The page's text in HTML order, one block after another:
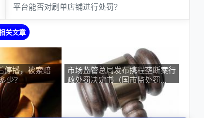
平台能否对刷单店铺进行处罚？
关文章
停播，被索赔
少？
市场监管总局发布携程垄断案行
政处罚决定书（国市监处罚
〔2026〕29号）